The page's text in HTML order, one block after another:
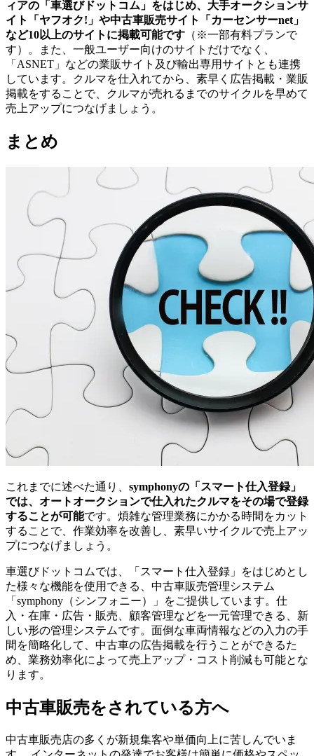
ィアの「車選びドットコム」をはじめ、大手オークションサ
イト「ヤフオク!」や中古車販売サイト「カーセンサーnet」
など10以上のサイトに掲載可能です （※一部有料プランで
す）。また、一般ユーザー向けのサイトだけでなく、
「ASNET」などの業販サイト及び輸出専用サイトとも連携
しています。クルマを仕入れてから、素早く広告掲載・業販
掲載をすることで、クルマが売れるまでのサイクルを早めて
売上アップにつなげましょう。
まとめ
これまでに述べた通り、 symphonyの「スマート仕入登録」
では、オートオークションで仕入れたクルマをその場で登録
することが可能です。煩雑な管理業務にかかる時間をカット
することで、作業効率を改善し、素早いサイクルで売上アッ
プにつなげましょう。
車選びドットコムでは、「スマート仕入登録」をはじめとし
た様々な機能を使用できる、中古車販売管理システム
「symphony（シンフォニー）」をご提供しています。仕
入・在庫・広告・販売、顧客管理などを一元管理できる、新
しい形の管理システムです。面倒な車両情報などの入力の手
間を簡略化して、中古車の広告掲載を行うことができるた
め、業務効率化によって売上アップ・コスト削減も可能とな
ります。
中古車販売をされている方へ
中古車販売店の多くが新規集客や単価向上に苦しんでいま